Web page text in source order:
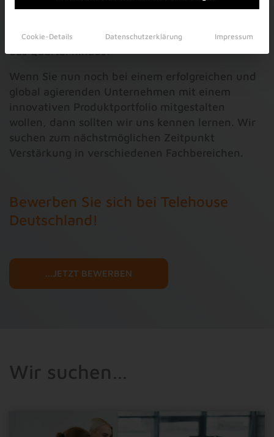
Sie schätzen eine von Transparenz, großer
geprägte Unternehmenskultur? Sie blicken über
das Quartal hinaus?
Wenn Sie nun noch bei einem erfolgreichen und
global agierenden Unternehmen mit einem
innovativen Produktportfolio mitgestalten
wollen, dann sollten wir uns kennen lernen. Wir
suchen zum nächstmöglichen Zeitpunkt
Verstärkung in verschiedenen Fachbereichen.
Bewerben Sie sich bei Telehouse
Deutschland!
...JETZT BEWERBEN
Wir suchen…
Cookie-Details Datenschutzerklärung Impressum